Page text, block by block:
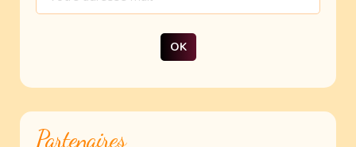
Partenaires